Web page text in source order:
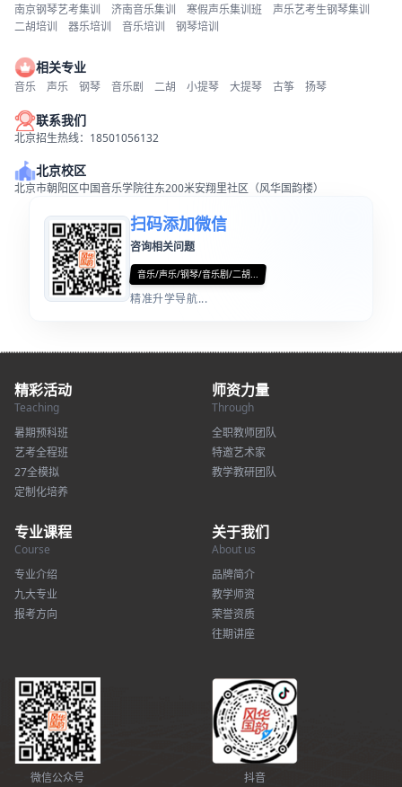
南京钢琴艺考集训
济南音乐集训 寒假声乐集训班
声乐艺考生钢琴集训
二胡培训
器乐培训 音乐培训 钢琴培训
相关专业
音乐 声乐 钢琴 音乐剧 二胡 小提琴 大提琴 古筝 扬琴
联系我们
北京招生热线：18501056132
北京校区
北京市朝阳区中国音乐学院往东200米安翔里社区（风华国韵楼）
扫码添加微信
咨询相关问题
音乐/声乐/钢琴/音乐剧/二胡...
精准升学导航...
精彩活动
Teaching
暑期预科班
艺考全程班
27全模拟
定制化培养
师资力量
Through
全职教师团队
特邀艺术家
教学教研团队
专业课程
Course
专业介绍
九大专业
报考方向
关于我们
About us
品牌简介
教学师资
荣誉资质
往期讲座
微信公众号 抖音